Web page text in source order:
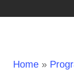
Home»